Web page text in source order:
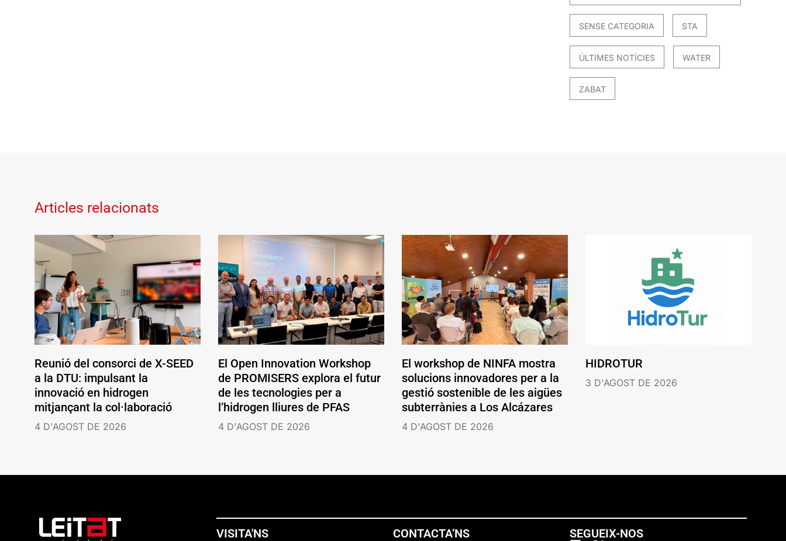
SENSE CATEGORIA STA
ÚLTIMES NOTÍCIES WATER
ZABAT
Articles relacionats
Reunió del consorci de X-SEED
a la DTU: impulsant la
innovació en hidrogen
mitjançant la col·laboració
4 D'AGOST DE 2026
El Open Innovation Workshop
de PROMISERS explora el futur
de les tecnologies per a
l’hidrogen lliures de PFAS
4 D'AGOST DE 2026
El workshop de NINFA mostra
solucions innovadores per a la
gestió sostenible de les aigües
subterrànies a Los Alcázares
4 D'AGOST DE 2026
HIDROTUR
3 D'AGOST DE 2026
VISITA'NS CONTACTA’NS SEGUEIX-NOS